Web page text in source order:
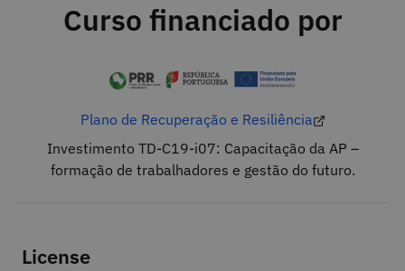
Curso financiado por
Plano de Recuperação e Resiliência
Investimento TD-C19-i07: Capacitação da AP –
formação de trabalhadores e gestão do futuro.
License